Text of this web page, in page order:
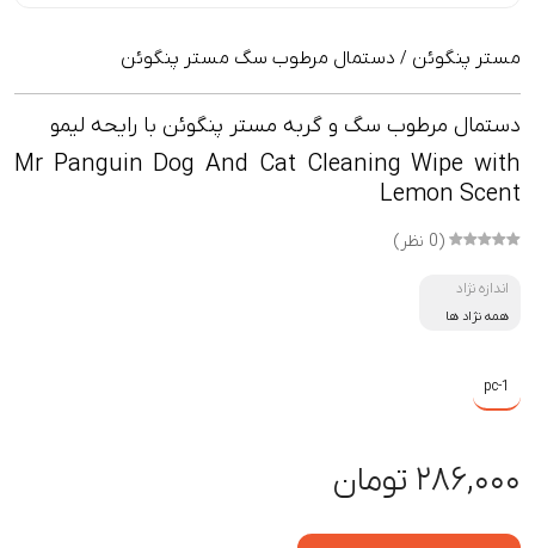
مستر پنگوئن / دستمال مرطوب سگ مستر پنگوئن
دستمال مرطوب سگ و گربه مستر پنگوئن با رایحه لیمو
Mr Panguin Dog And Cat Cleaning Wipe with
Lemon Scent
(0 نظر)
اندازه نژاد
همه نژاد ها
pc-1
۲۸۶,۰۰۰ تومان